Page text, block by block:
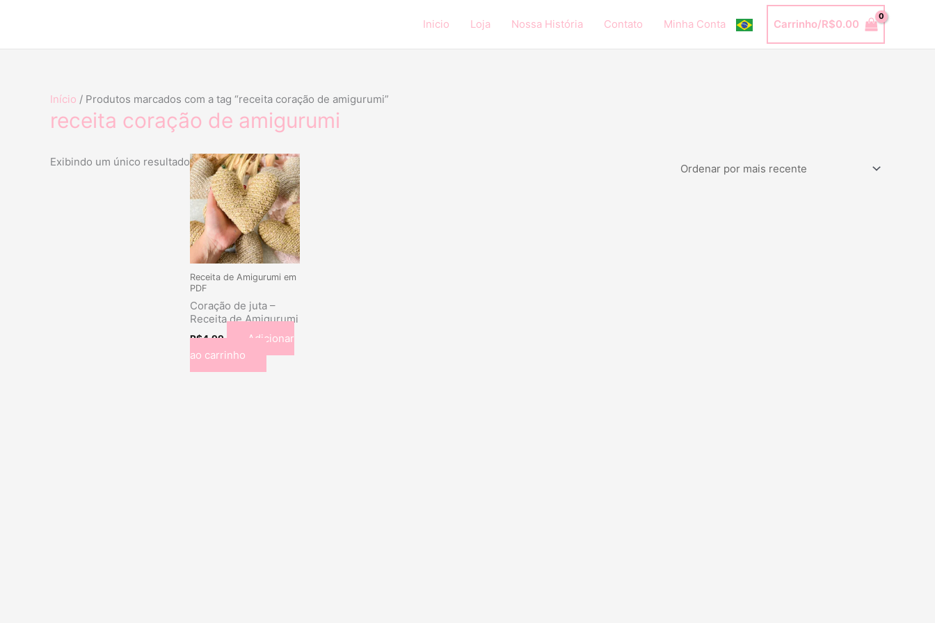
Inicio Loja Nossa História Contato Minha Conta Carrinho/R$0.00
Início / Produtos marcados com a tag “receita coração de amigurumi”
receita coração de amigurumi
Exibindo um único resultado
Receita de Amigurumi em
PDF
Coração de juta –
Receita de Amigurumi
R$4.99
Adicionar
ao carrinho